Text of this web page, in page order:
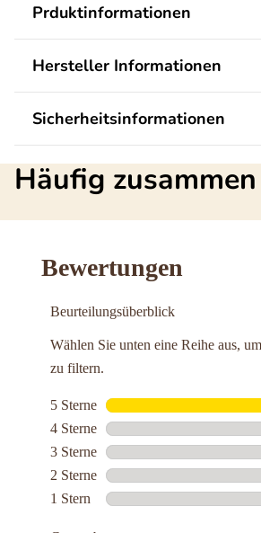
Prduktinformationen
Hersteller Informationen
Sicherheitsinformationen
Häufig